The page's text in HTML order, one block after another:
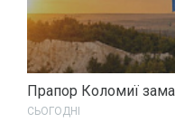
Прапор Коломиї
СЬОГОДНІ